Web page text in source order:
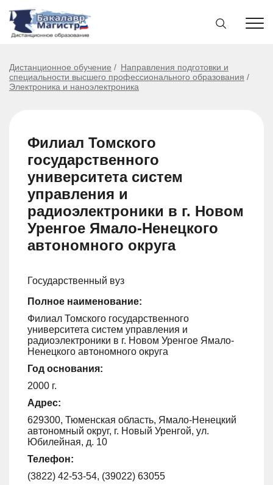
Дистанционное обучение
Направления подготовки и
специальности высшего профессионального образования
Электроника и наноэлектроника
Филиал Томского
государственного
университета систем
управления и
радиоэлектроники в г. Новом
Уренгое Ямало-Ненецкого
автономного округа
Государственный вуз
Полное наименование:
Филиал Томского государственного
университета систем управления и
радиоэлектроники в г. Новом Уренгое Ямало-
Ненецкого автономного округа
Год основания:
2000 г.
Адрес:
629300, Тюменская область, Ямало-Ненецкий
автономный округ, г. Новый Уренгой, ул.
Юбилейная, д. 10
Телефон:
(3822) 42-53-54, (39022) 63055